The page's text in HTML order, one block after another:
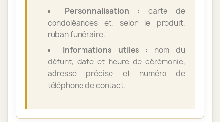
Personnalisation : carte de
condoléances et, selon le produit,
ruban funéraire.
Informations utiles : nom du
défunt, date et heure de cérémonie,
adresse précise et numéro de
téléphone de contact.